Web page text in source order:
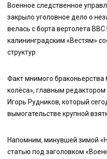
Военное следственное
закрыло уголовное дело о
велась с борта вертолета
калининградским «Вестям»
структур.
Факт мнимого браконьерства
колёса», главным
Игорь Рудников, который
вымогательстве крупной
Напомним, минувшей зимой
статью под заголовком